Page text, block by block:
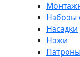
Наборы
Насадки
Ножи